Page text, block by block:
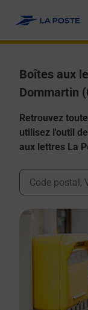
Boîtes aux
Dommartin
Retrouvez
utilisez l'outil
aux lettres La
Ville,